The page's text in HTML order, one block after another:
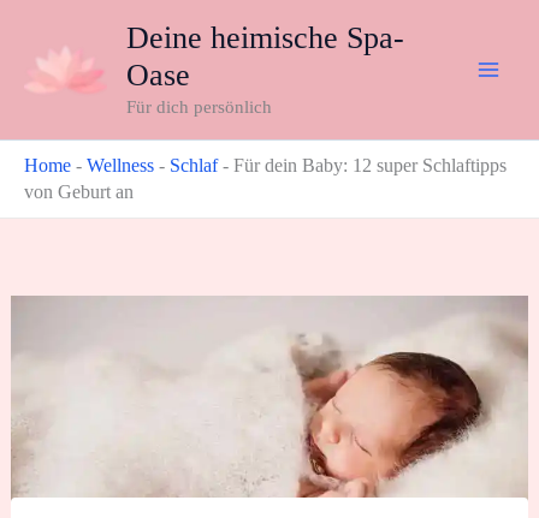
springen
Deine heimische Spa-
Oase
Für dich persönlich
Home - Wellness - Schlaf- Für dein Baby: 12 super Schlaftipps
von Geburt an